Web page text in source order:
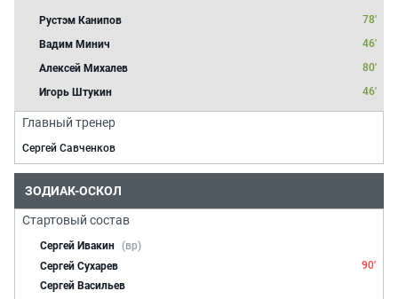
Рустэм Канипов
78'
Вадим Минич
46'
Алексей Михалев
80'
Игорь Штукин
46'
Главный тренер
Сергей Савченков
ЗОДИАК-ОСКОЛ
Стартовый состав
Сергей Ивакин (вр)
Сергей Сухарев
90'
Сергей Васильев